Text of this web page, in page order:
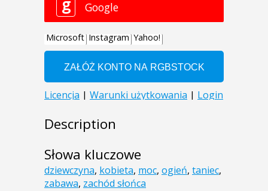
Description
Słowa kluczowe
dziewczyna, kobieta, moc, ogień, taniec,
zabawa, zachód słońca